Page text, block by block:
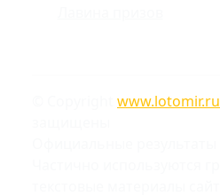
www.lotomir.ru